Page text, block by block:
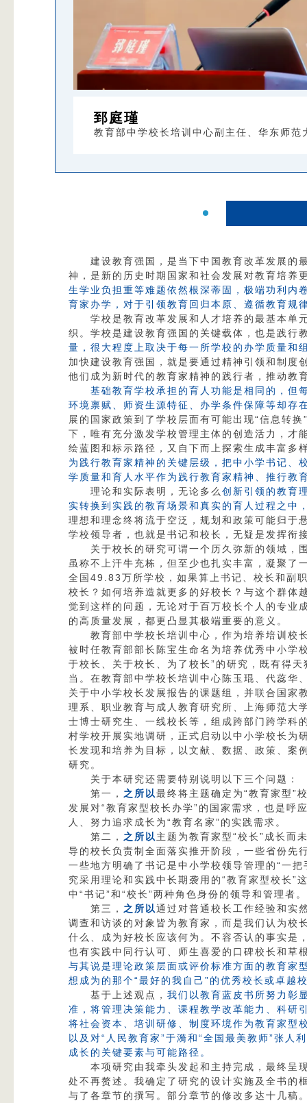
郅庭瑾
教育部中学校长培训中心副主任、华东师
建设教育强国，是当下中国教育改革发展的
神，是新的历史时期国家和社会发展对教育培养
生学业负担重等难题依然根深蒂固，极端功利内
育家办学，对于引领教育回归本原、遵循教育规
学校是教育改革发展和人才培养的最基本单
织。学校是建设教育强国的关键载体，也是践行
量，很大程度上取决于每一所学校的办学质量和
加快建设教育强国，就是要通过精神引领和制度
他们成为新时代的教育家精神的践行者，推动教
基础教育学校承担的育人功能是相同的，但
环境禀赋、师资生源特征、办学条件保障等却存
展的国家政策到了学校层面有可能出现“信息转
下，唯有充分激发学校管理主体的创造活力，才
绘蓝图和标示路径，又自下而上探索生成丰富多
为践行教育家精神的关键层级，把中小学书记、
学质量和育人水平作为践行教育家精神、推行教
理论和实际表明，无论多么 创新引领的教育
实转换到实践的教育场景和真实的育人过程之中
理想和理念终将流于空泛，规划和政策可能归于
学校领导者，也就是书记和校长，无疑是发挥衔
关于校长的研究可谓一个历久弥新的领域，
虽称不上汗牛充栋，但至少也扎实丰富，凝聚了
全国49.83万所学校，如果算上书记、校长和副
校长？如何培养造就更多的好校长？与这个群体
觉到这样的问题，无论对于百万校长个人的专业
的高质量发展，都更凸显其极端重要的意义。
教育部中学校长培训中心，作为培养培训校
被时任教育部部长陈宝生命名为培养优秀中小学
于校长、关于校长、为了校长”的研究，既有得
当。在教育部中学校长培训中心陈玉琨、代蕊华
关于中小学校长发展报告的课题组，并联合国家
理系、职业教育与成人教育研究所、上海师范大
士博士研究生、一线校长等，组成跨部门跨学科
村学校开展实地调研，正式启动以中小学校长为
长发现和培养为目标，以文献、数据、政策、案
研究。
关于本研究还需要特别说明以下三个问题：
第一， 之所以最终将主题确定为“教育家型”
发展对“教育家型校长办学”的国家需求，也是呼
人、努力追求成长为“教育名家”的实践需求。
第二， 之所以 主题为教育家型“校长”成长而
导的校长负责制全面落实推开阶段，一些省份先
一些地方明确了书记是中小学校领导管理的“一
究采用理论和实践中长期袭用的“教育家型校长”
中“书记”和“校长”两种角色身份的领导和管理者。
第三， 之所以通过对普通校长工作经验和实
调查和访谈的对象皆为教育家，而是我们认为校
什么、成为好校长应该何为。不容否认的事实是
也有实践中同行认可、师生喜爱的口碑校长和草
与其说是理论政策层面或评价标准方面的教育家
想成为的那个“最好的我自己”的优秀校长或卓越
基于上述观点， 我们以教育蓝皮书所努力彰
准，将管理决策能力、课程教学改革能力、科研
将社会资本、培训研修、制度环境作为教育家型
以及对“人民教育家”于漪和“全国最美教师”张
成长的关键要素与可能路径。
本项研究由我牵头发起和主持完成，最终呈
处不再赘述。我确定了研究的设计实施及全书的
与了各章节的撰写。部分章节的修改多达十几稿